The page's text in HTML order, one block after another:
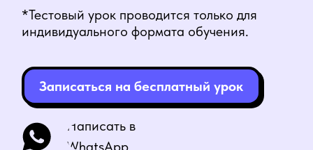
про аффиксы, строение
турецкого языка
преподавателем
Что будет на